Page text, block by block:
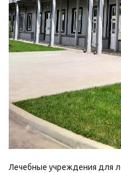
Лечебные учреждения для